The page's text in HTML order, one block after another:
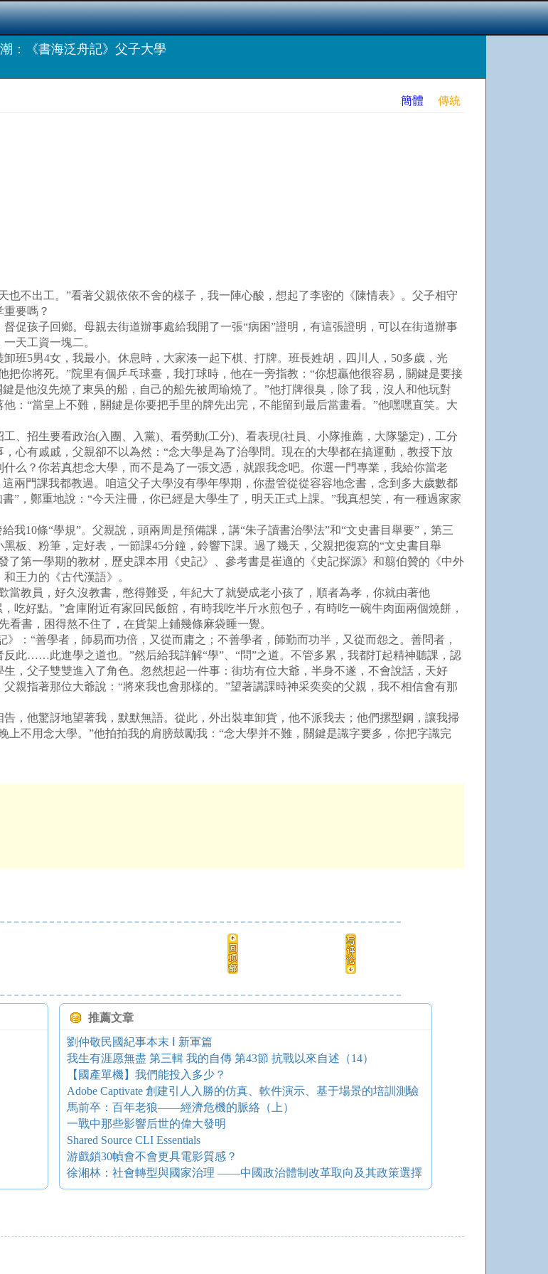
：《書海泛舟記》父子大學
簡體 傳統
不出工。”看著父親依依不舍的樣子，我一陣心酸，想起了李密的《陳情表》。父子相守
要嗎？
孩子回鄉。母親去街道辦事處給我開了一張“病困”證明，有這張證明，可以在街道辦事
天工資一塊二。
5男4女，我最小。休息時，大家湊一起下棋、打牌。班長姓胡，四川人，50多歲，光
你將死。”院里有個乒乓球臺，我打球時，他在一旁指教：“你想贏他很容易，關鍵是要接
是他沒先燒了東吳的船，自己的船先被周瑜燒了。”他打牌很臭，除了我，沒人和他玩對
：“當皇上不難，關鍵是你要把手里的牌先出完，不能留到最后當畫看。”他嘿嘿直笑。大
招生要看政治(入團、入黨)、看勞動(工分)、看表現(社員、小隊推薦，大隊鑒定)，工分
心有戚戚，父親卻不以為然：“念大學是為了治學問。現在的大學都在搞運動，教授下放
么？你若真想念大學，而不是為了一張文憑，就跟我念吧。你選一門專業，我給你當老
兩門課我都教過。咱這父子大學沒有學年學期，你盡管從從容容地念書，念到多大歲數都
”，鄭重地說：“今天注冊，你已經是大學生了，明天正式上課。”我真想笑，有一種過家家
10條“學規”。父親說，頭兩周是預備課，講“朱子讀書治學法”和“文史書目舉要”，第三
板、粉筆，定好表，一節課45分鐘，鈴響下課。過了幾天，父親把復寫的“文史書目舉
第一學期的教材，歷史課本用《史記》、參考書是崔適的《史記探源》和翦伯贊的《中外
王力的《古代漢語》。
教員，好久沒教書，憋得難受，年紀大了就變成老小孩了，順者為孝，你就由著他
吃好點。”倉庫附近有家回民飯館，有時我吃半斤水煎包子，有時吃一碗牛肉面兩個燒餅，
書，困得熬不住了，在貨架上鋪幾條麻袋睡一覺。
“善學者，師易而功倍，又從而庸之；不善學者，師勤而功半，又從而怨之。善問者，
此……此進學之道也。”然后給我詳解“學”、“問”之道。不管多累，我都打起精神聽課，認
，父子雙雙進入了角色。忽然想起一件事：街坊有位大爺，半身不遂，不會說話，天好
親指著那位大爺說：“將來我也會那樣的。”望著講課時神采奕奕的父親，我不相信會有那
他驚訝地望著我，默默無語。從此，外出裝車卸貨，他不派我去；他們摞型鋼，讓我掃
不用念大學。”他拍拍我的肩膀鼓勵我：“念大學并不難，關鍵是識字要多，你把字識完
推薦文章
劉仲敬民國紀事本末 Ⅰ 新軍篇
我生有涯愿無盡 第三輯 我的自傳 第43節 抗戰以來自述（14）
【國產單機】我們能投入多少？
Adobe Captivate 創建引人入勝的仿真、軟件演示、基于場景的培訓測驗
馬前卒：百年老狼——經濟危機的脈絡（上）
一戰中那些影響后世的偉大發明
Shared Source CLI Essentials
游戲鎖30幀會不會更具電影質感？
徐湘林：社會轉型與國家治理 ——中國政治體制改革取向及其政策選擇